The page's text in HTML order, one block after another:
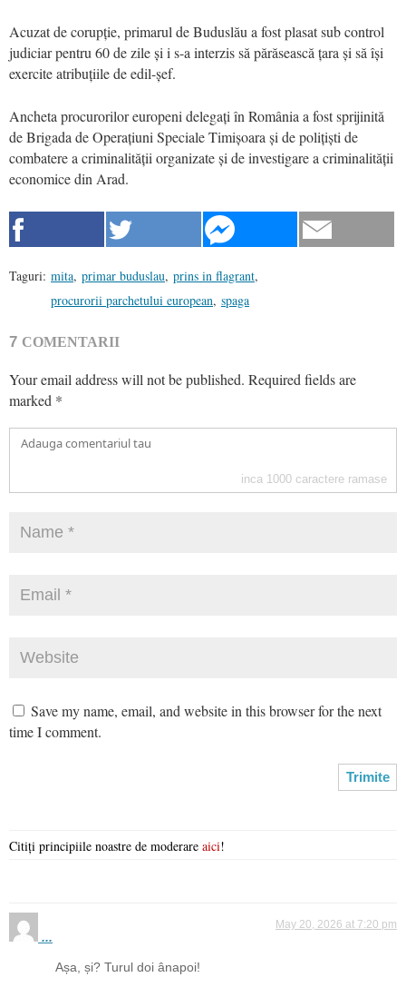
Acuzat de corupție, primarul de Buduslău a fost plasat sub control
judiciar pentru 60 de zile și i s-a interzis să părăsească țara și să își
exercite atribuțiile de edil-șef.
Ancheta procurorilor europeni delegați în România a fost sprijinită
de Brigada de Operațiuni Speciale Timișoara și de polițiști de
combatere a criminalității organizate și de investigare a criminalității
economice din Arad.
Taguri: mita, primar buduslau, prins in flagrant,
procurorii parchetului european, spaga
7 COMENTARII
Your email address will not be published. Required fields are
marked *
inca 1000 caractere ramase
Save my name, email, and website in this browser for the next
time I comment.
Citiți principiile noastre de moderare aici!
...
May 20, 2026 at 7:20 pm
Așa, și? Turul doi ânapoi!